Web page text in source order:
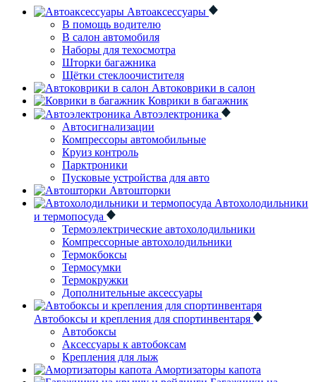
Автоаксессуары
В помощь водителю
В салон автомобиля
Наборы для техосмотра
Шторки багажника
Щётки стеклоочистителя
Автоковрики в салон
Коврики в багажник
Автоэлектроника
Автосигнализации
Компрессоры автомобильные
Круиз контроль
Парктроники
Пусковые устройства для авто
Автошторки
Автохолодильники
и термопосуда
Термоэлектрические автохолодильники
Компрессорные автохолодильники
Термокбоксы
Термосумки
Термокружки
Дополнительные аксессуары
Автобоксы и крепления для спортинвентаря
Автобоксы
Аксессуары к автобоксам
Крепления для лыж
Амортизаторы капота